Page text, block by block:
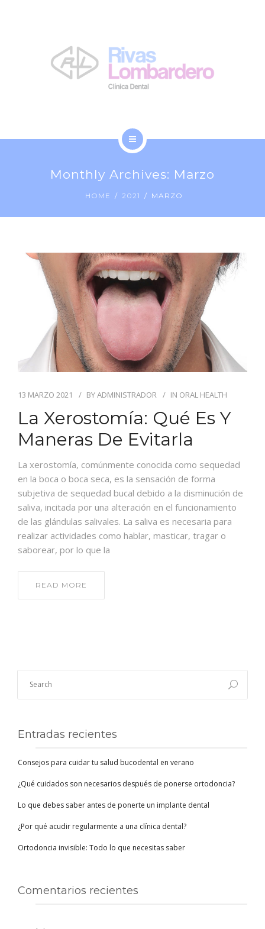
CONTACTO
Monthly Archives: Marzo
HOME 2021 MARZO
13 MARZO 2021 BYADMINISTRADOR IN ORAL HEALTH
La Xerostomía: Qué Es Y
Maneras De Evitarla
La xerostomía, comúnmente conocida como sequedad
en la boca o boca seca, es la sensación de forma
subjetiva de sequedad bucal debido a la disminución de
saliva, incitada por una alteración en el funcionamiento
de las glándulas salivales. La saliva es necesaria para
realizar actividades como hablar, masticar, tragar o
saborear, por lo que la
READ MORE
Entradas recientes
Consejos para cuidar tu salud bucodental en verano
¿Qué cuidados son necesarios después de ponerse ortodoncia?
Lo que debes saber antes de ponerte un implante dental
¿Por qué acudir regularmente a una clínica dental?
Ortodoncia invisible: Todo lo que necesitas saber
Comentarios recientes